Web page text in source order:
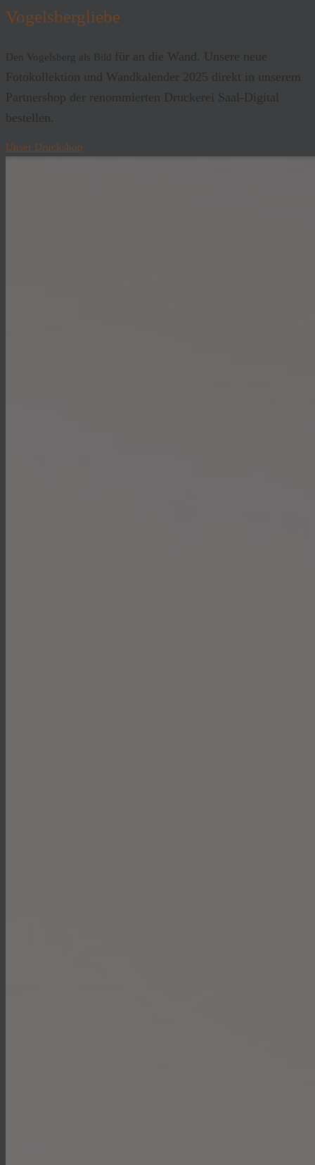
Vogelsbergliebe
Den Vogelsberg als Bild
für an die Wand. Unsere neue
Fotokollektion und Wandkalender 2025 direkt in unserem
Partnershop der renommierten Druckerei Saal-Digital
bestellen.
Unser Druckshop